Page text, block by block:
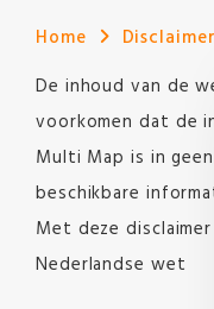
Home
Disclaimer
De inhoud van de
voorkomen dat de
Multi Map is in
beschikbare
Met deze
Nederlandse wet